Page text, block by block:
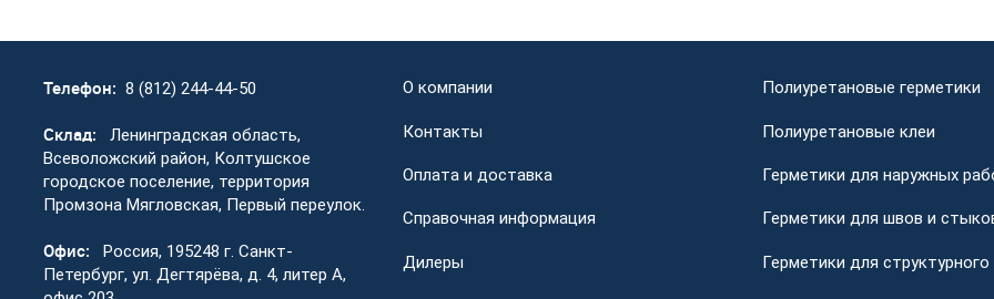
Телефон: 8 (812) 244-44-50
Склад:
Ленинградская область,
Всеволожский район, Колтушское
городское поселение, территория
Промзона Мягловская, Первый переулок.
Офис:
Россия, 195248 г. Санкт-
Петербург, ул. Дегтярёва, д. 4, литер А,
О компании
Контакты
Оплата и доставка
Справочная информация
Дилеры
Полиуретановые герметики
Полиуретановые клеи
Герметики для наружных
Герметики для швов и
Герметики для структурного